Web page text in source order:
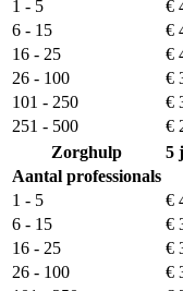
1 - 5
€
6 - 15
€
16 - 25
€
26 - 100
€
101 - 250
€
251 - 500
€
Zorghulp
5
Aantal professionals
1 - 5
€
6 - 15
€
16 - 25
€
26 - 100
€